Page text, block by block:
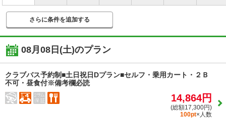
さらに条件を追加する
08月08日(土)のプラン
クラブバス予約制■土日祝日Dプラン■セルフ・乗用カート・２Ｂ
不可・昼食付※備考欄必読
14,864円
(総額17,300円)
100pt×人数